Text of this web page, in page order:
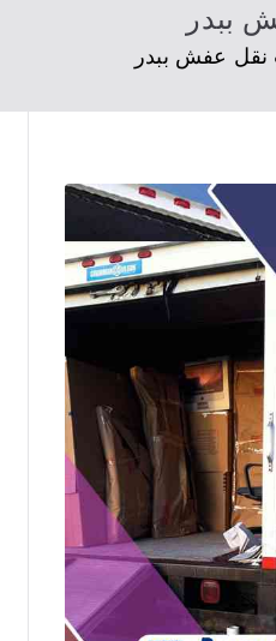
ببدر
نقل عفش ببدر